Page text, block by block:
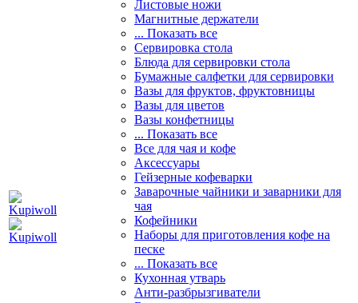
Листовые ножи
Магнитные держатели
... Показать все
Сервировка стола
Блюда для сервировки стола
Бумажные салфетки для сервировки
Вазы для фруктов, фруктовницы
Вазы для цветов
Вазы конфетницы
... Показать все
Все для чая и кофе
Аксессуары
Гейзерные кофеварки
Заварочные чайники и заварники для
чая
Кофейники
Наборы для приготовления кофе на
песке
... Показать все
Кухонная утварь
Анти-разбрызгиватели